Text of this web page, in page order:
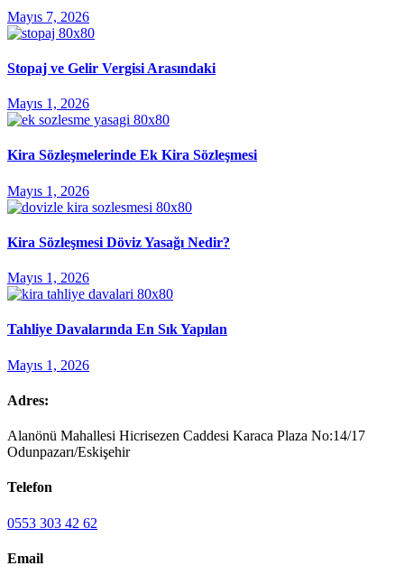
Mayıs 7, 2026
Stopaj ve Gelir Vergisi Arasındaki
Mayıs 1, 2026
Kira Sözleşmelerinde Ek Kira Sözleşmesi
Mayıs 1, 2026
Kira Sözleşmesi Döviz Yasağı Nedir?
Mayıs 1, 2026
Tahliye Davalarında En Sık Yapılan
Mayıs 1, 2026
Adres:
Alanönü Mahallesi Hicrisezen Caddesi Karaca Plaza No:14/17
Odunpazarı/Eskişehir
Telefon
0553 303 42 62
Email